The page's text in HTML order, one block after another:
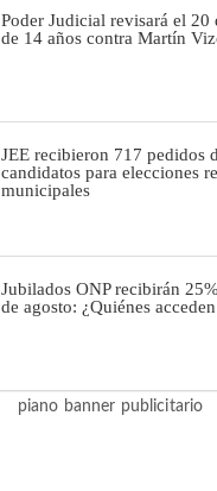
Poder Judicial revisará el 20
de 14 años contra Martín
JEE recibieron 717 pedidos
candidatos para elecciones
municipales
Jubilados ONP recibirán
de agosto: ¿Quiénes